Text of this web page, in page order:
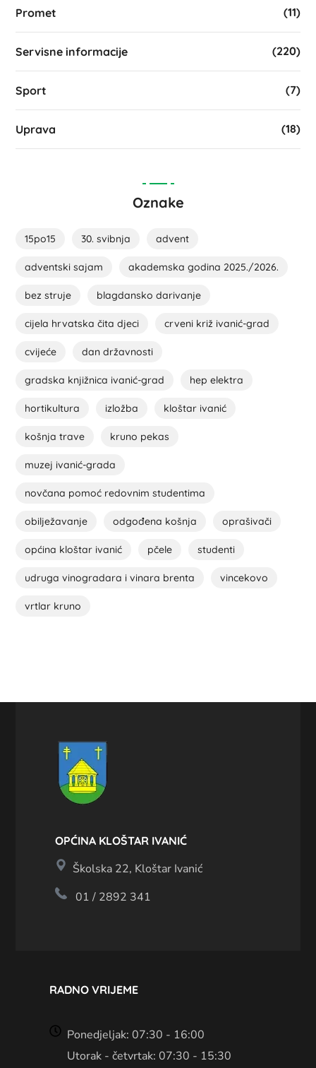
Promet (11)
Servisne informacije (220)
Sport (7)
Uprava (18)
Oznake
15po15 30. svibnja advent
adventski sajam akademska godina 2025./2026.
bez struje blagdansko darivanje
cijela hrvatska čita djeci crveni križ ivanić-grad
cvijeće dan državnosti
gradska knjižnica ivanić-grad hep elektra
hortikultura izložba kloštar ivanić
košnja trave kruno pekas
muzej ivanić-grada
novčana pomoć redovnim studentima
obilježavanje odgođena košnja oprašivači
općina kloštar ivanić pčele studenti
udruga vinogradara i vinara brenta vincekovo
vrtlar kruno
OPĆINA KLOŠTAR IVANIĆ
Školska 22, Kloštar Ivanić
01 / 2892 341
RADNO VRIJEME
Ponedjeljak: 07:30 - 16:00
Utorak - četvrtak: 07:30 - 15:30